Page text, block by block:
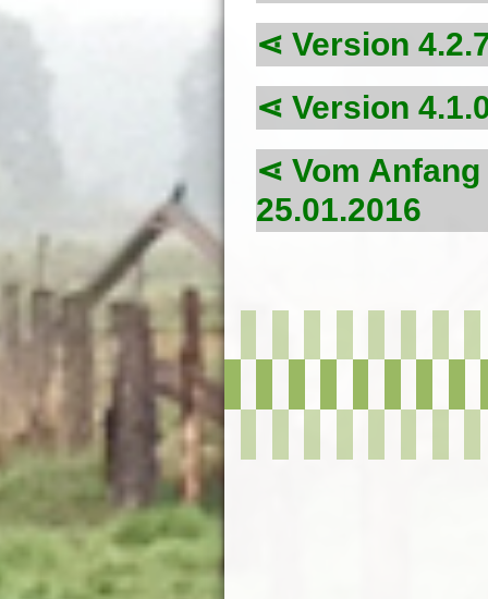
Version
Version
Vom
25.01.2016